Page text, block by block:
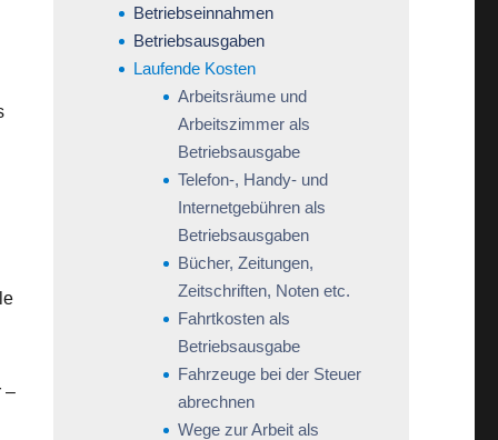
–
Betriebseinnahmen
Betriebsausgaben
Laufende Kosten
Arbeitsräume und
Arbeitszimmer als
Betriebsausgabe
Telefon-, Handy- und
Internetgebühren als
Betriebsausgaben
Bücher, Zeitungen,
Zeitschriften, Noten etc.
Fahrtkosten als
Betriebsausgabe
Fahrzeuge bei der Steuer
abrechnen
Wege zur Arbeit als